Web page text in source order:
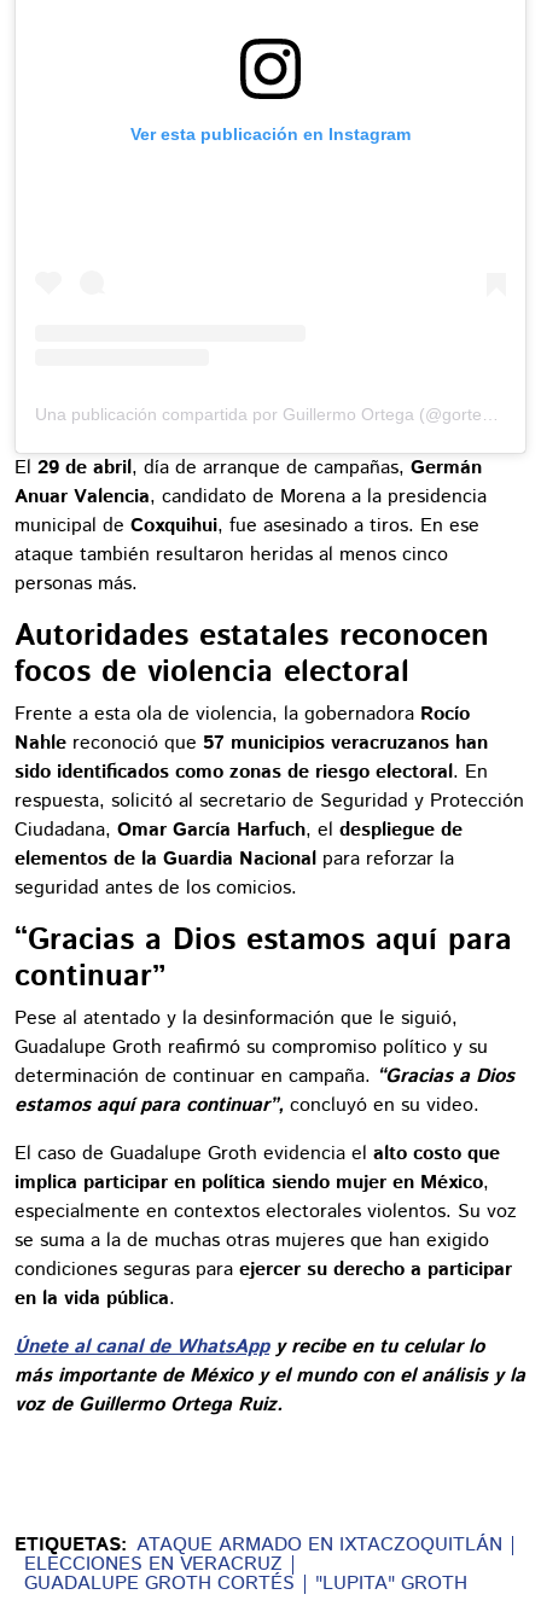
Ver esta publicación en Instagram
El 29 de abril, día de arranque de campañas, Germán
Anuar Valencia, candidato de Morena a la presidencia
municipal de Coxquihui, fue asesinado a tiros. En ese
ataque también resultaron heridas al menos cinco
personas más.
Autoridades estatales reconocen
focos de violencia electoral
Frente a esta ola de violencia, la gobernadora Rocío
Nahle reconoció que 57 municipios veracruzanos han
sido identificados como zonas de riesgo electoral. En
respuesta, solicitó al secretario de Seguridad y Protección
Ciudadana, Omar García Harfuch, el despliegue de
elementos de la Guardia Nacional para reforzar la
seguridad antes de los comicios.
“Gracias a Dios estamos aquí para
continuar”
Pese al atentado y la desinformación que le siguió,
Guadalupe Groth reafirmó su compromiso político y su
determinación de continuar en campaña. “Gracias a Dios
estamos aquí para continuar”, concluyó en su video.
El caso de Guadalupe Groth evidencia el alto costo que
implica participar en política siendo mujer en México,
especialmente en contextos electorales violentos. Su voz
se suma a la de muchas otras mujeres que han exigido
condiciones seguras para ejercer su derecho a participar
en la vida pública.
Únete al canal de WhatsAppy recibe en tu celular lo
más importante de México y el mundo con el análisis y la
voz de Guillermo Ortega Ruiz.
ETIQUETAS: ATAQUE ARMADO EN IXTACZOQUITLÁN
ELECCIONES EN VERACRUZ
GUADALUPE GROTH CORTÉS "LUPITA" GROTH